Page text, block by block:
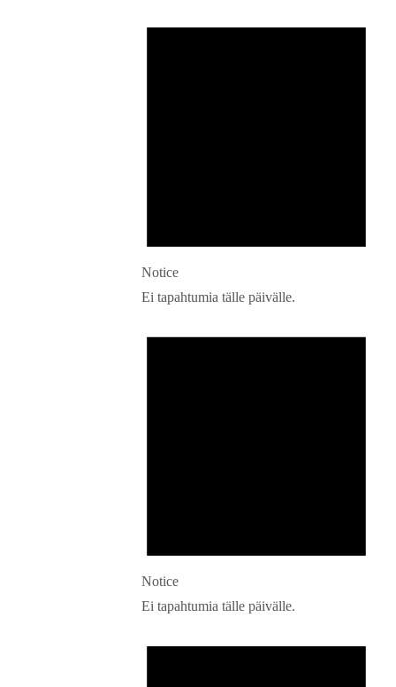
Notice
Ei tapahtumia tälle päivälle.
Notice
Ei tapahtumia tälle päivälle.